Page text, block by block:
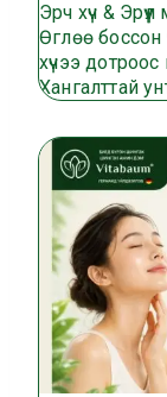
Эрч хүч &
Өглөө боссон
хүчээ дотроос
Хангалттай